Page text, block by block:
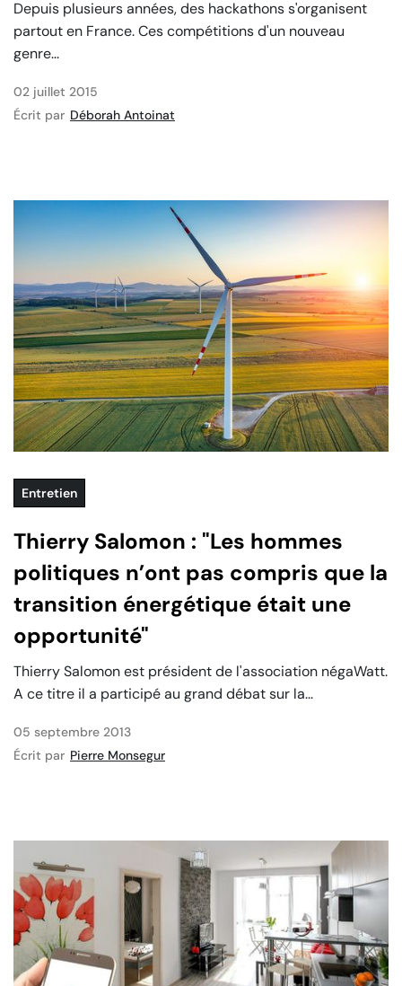
Depuis plusieurs années, des hackathons s'organisent
partout en France. Ces compétitions d'un nouveau
genre...
02 juillet 2015
Écrit par Déborah Antoinat
Entretien
Thierry Salomon : "Les hommes
politiques n’ont pas compris que la
transition énergétique était une
opportunité"
Thierry Salomon est président de l'association négaWatt.
A ce titre il a participé au grand débat sur la...
05 septembre 2013
Écrit par Pierre Monsegur